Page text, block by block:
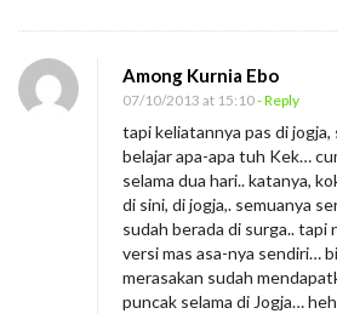
Among Kurnia Ebo
07/10/2013 at 15:10- Reply
tapi keliatannya pas di jogja,
belajar apa-apa tuh Kek…
selama dua hari.. katanya,
di sini, di jogja,. semuanya
sudah berada di surga.. tapi
versi mas asa-nya sendiri…
merasakan sudah
puncak selama di Jogja…